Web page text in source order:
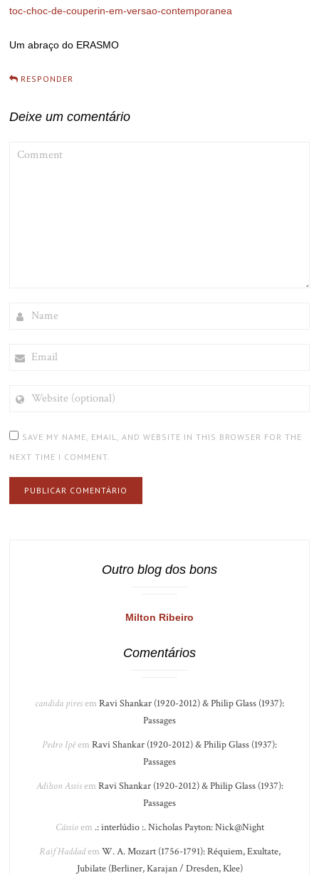
toc-choc-de-couperin-em-versao-contemporanea
Um abraço do ERASMO
RESPONDER
Deixe um comentário
(OPTIONAL)
SAVE MY NAME, EMAIL, AND WEBSITE IN THIS BROWSER FOR THE
NEXT TIME I COMMENT.
Outro blog dos bons
Milton Ribeiro
Comentários
candida piresem Ravi Shankar (1920-2012) & Philip Glass (1937):
Passages
Pedro Ipêem Ravi Shankar (1920-2012) & Philip Glass (1937):
Passages
Adilson Assisem Ravi Shankar (1920-2012) & Philip Glass (1937):
Passages
Cássioem .: interlúdio :. Nicholas Payton: Nick@Night
Raif Haddadem W. A. Mozart (1756-1791): Réquiem, Exultate,
Jubilate (Berliner, Karajan / Dresden, Klee)